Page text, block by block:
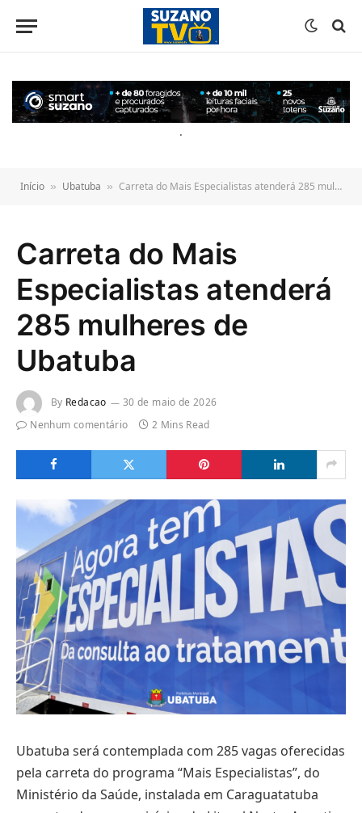
conteúdo
.
Início » Ubatuba » Carreta do Mais Especialistas atenderá 285 mulheres de Ubatuba
Carreta do Mais
Especialistas atenderá
285 mulheres de
Ubatuba
By Redacao
30 de maio de 2026
Nenhum comentário
2 Mins Read
Ubatuba será contemplada com 285 vagas oferecidas
pela carreta do programa “Mais Especialistas”, do
Ministério da Saúde, instalada em Caraguatatuba